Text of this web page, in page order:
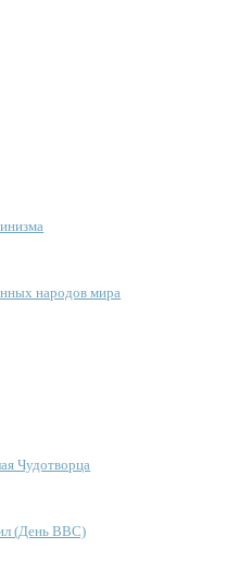
народов мира
Чудотворца
(День ВВС)